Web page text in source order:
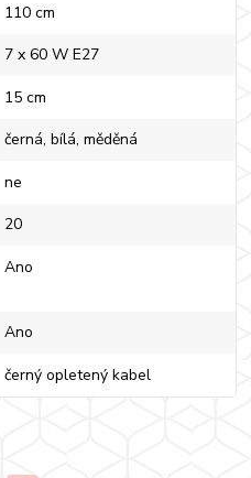
110 cm
7 x 60 W E27
15 cm
černá, bílá, měděná
ne
20
Ano
Ano
černý opletený kabel